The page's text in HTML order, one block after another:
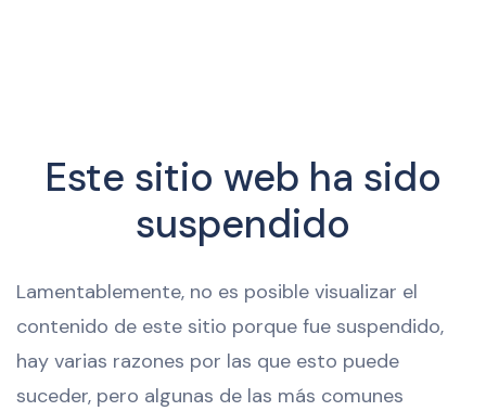
Este sitio web ha sido
suspendido
Lamentablemente, no es posible visualizar el
contenido de este sitio porque fue suspendido,
hay varias razones por las que esto puede
suceder, pero algunas de las más comunes